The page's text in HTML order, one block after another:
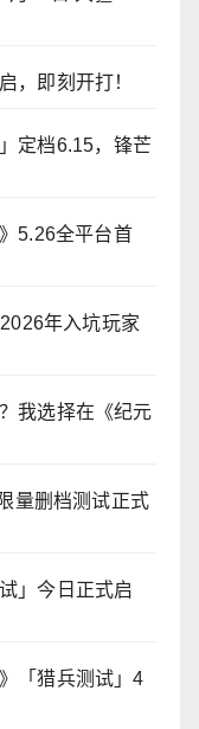
，即刻开打！
定档6.15，锋芒
5.26全平台首
年入坑玩家
我选择在《纪元
量删档测试正式
」今日正式启
「猎兵测试」4